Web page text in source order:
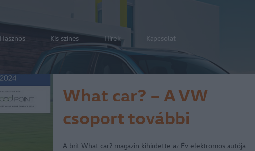
Hasznos Kis színes Hírek Kapcsolat
What car? – A VW
csoport további
győztesei
A brit What car? magazin kihirdette az Év elektromos autója